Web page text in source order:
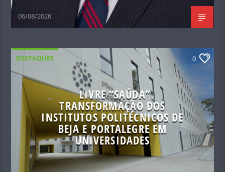
06/08/2026
DESTAQUES 0
LIVRE “SAÚDA”
TRANSFORMAÇÃO DOS
INSTITUTOS POLITÉCNICOS DE
BEJA E PORTALEGRE EM
UNIVERSIDADES